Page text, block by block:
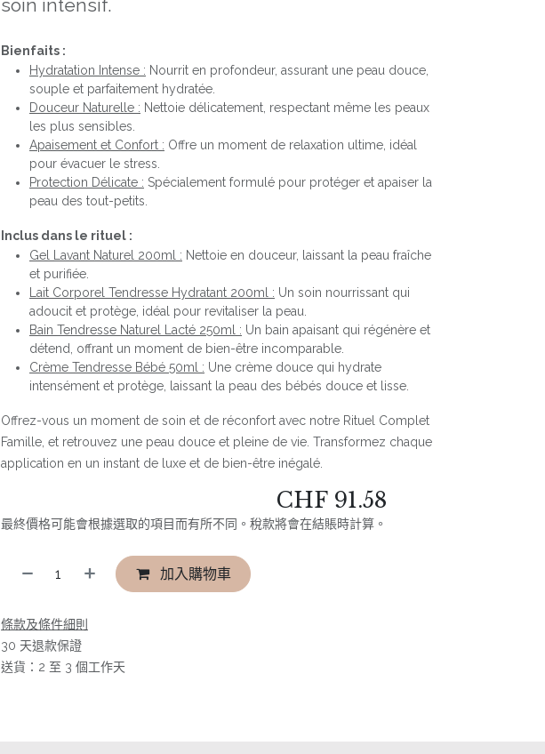
soin intensif.
Bienfaits :
Hydratation Intense : Nourrit en profondeur, assurant une peau douce,
souple et parfaitement hydratée.
Douceur Naturelle : Nettoie délicatement, respectant même les peaux
les plus sensibles.
Apaisement et Confort : Offre un moment de relaxation ultime, idéal
pour évacuer le stress.
Protection Délicate : Spécialement formulé pour protéger et apaiser la
peau des tout-petits.
Inclus dans le rituel :
Gel Lavant Naturel 200ml : Nettoie en douceur, laissant la peau fraîche
et purifiée.
Lait Corporel Tendresse Hydratant 200ml : Un soin nourrissant qui
adoucit et protège, idéal pour revitaliser la peau.
Bain Tendresse Naturel Lacté 250ml : Un bain apaisant qui régénère et
détend, offrant un moment de bien-être incomparable.
Crème Tendresse Bébé 50ml : Une crème douce qui hydrate
intensément et protège, laissant la peau des bébés douce et lisse.
Offrez-vous un moment de soin et de réconfort avec notre Rituel Complet
Famille, et retrouvez une peau douce et pleine de vie. Transformez chaque
application en un instant de luxe et de bien-être inégalé.
CHF 91.58
最終價格可能會根據選取的項目而有所不同。稅款將會在結賬時計算。
加入購物車
條款及條件細則
30 天退款保證
送貨：2 至 3 個工作天